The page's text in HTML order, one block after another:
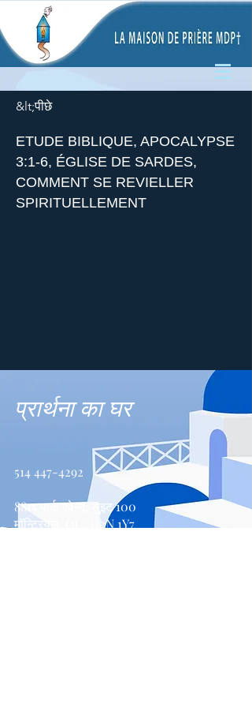
&lt;पीछे
ETUDE BIBLIQUE, APOCALYPSE
3:1-6, ÉGLISE DE SARDES,
COMMENT SE REVIELLER
SPIRITUELLEMENT
प्रार्थना का घर
514 447-4292
8815 पार्क एवेन्यू, सुइट 100
मॉन्ट्रियल, QC, H2N 1Y7